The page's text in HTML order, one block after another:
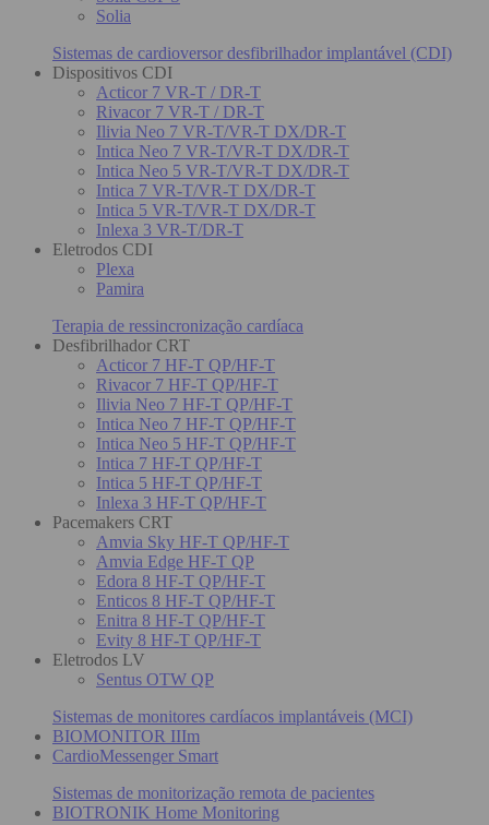
Solia
Sistemas de cardioversor desfibrilhador implantável (CDI)
Dispositivos CDI
Acticor 7 VR-T / DR-T
Rivacor 7 VR-T / DR-T
Ilivia Neo 7 VR-T/VR-T DX/DR-T
Intica Neo 7 VR-T/VR-T DX/DR-T
Intica Neo 5 VR-T/VR-T DX/DR-T
Intica 7 VR-T/VR-T DX/DR-T
Intica 5 VR-T/VR-T DX/DR-T
Inlexa 3 VR-T/DR-T
Eletrodos CDI
Plexa
Pamira
Terapia de ressincronização cardíaca
Desfibrilhador CRT
Acticor 7 HF-T QP/HF-T
Rivacor 7 HF-T QP/HF-T
Ilivia Neo 7 HF-T QP/HF-T
Intica Neo 7 HF-T QP/HF-T
Intica Neo 5 HF-T QP/HF-T
Intica 7 HF-T QP/HF-T
Intica 5 HF-T QP/HF-T
Inlexa 3 HF-T QP/HF-T
Pacemakers CRT
Amvia Sky HF-T QP/HF-T
Amvia Edge HF-T QP
Edora 8 HF-T QP/HF-T
Enticos 8 HF-T QP/HF-T
Enitra 8 HF-T QP/HF-T
Evity 8 HF-T QP/HF-T
Eletrodos LV
Sentus OTW QP
Sistemas de monitores cardíacos implantáveis (MCI)
BIOMONITOR IIIm
CardioMessenger Smart
Sistemas de monitorização remota de pacientes
BIOTRONIK Home Monitoring